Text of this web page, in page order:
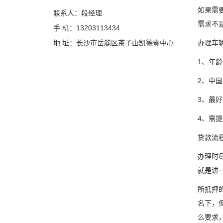
如果需
需求不
办理车
1、年
2、中
3、最
4、需
贷款流
办理时
就是讲
所抵押
名下，
么要求
联系人：段经理
手 机：13203113434
地 址：长沙市岳麓区茶子山凯德壹中心